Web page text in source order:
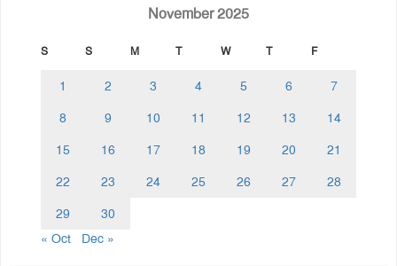
November 2025
S S M T W T F
1 2 3 4 5 6
7
8
9 10 11 12 13
14
15
16 17 18 19 20
21
22
23 24 25 26 27
28
29
30
« Oct
Dec »